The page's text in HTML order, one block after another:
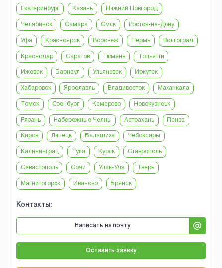
Екатеринбург Казань Нижний Новгород
Челябинск Самара Омск Ростов-на-Дону
Уфа Красноярск Воронеж Пермь Волгоград
Краснодар Саратов Тюмень Тольятти
Ижевск Барнаул Ульяновск Иркутск
Хабаровск Ярославль Владивосток Махачкала
Томск Оренбург Кемерово Новокузнецк
Рязань Набережные Челны Астрахань Пенза
Киров Липецк Балашиха Чебоксары
Калининград Тула Курск Ставрополь
Севастополь Сочи Улан-Удэ Тверь
Магнитогорск Иваново Брянск
Контакты:
Написать на почту
Оставить заявку